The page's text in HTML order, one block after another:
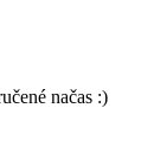
načas :)